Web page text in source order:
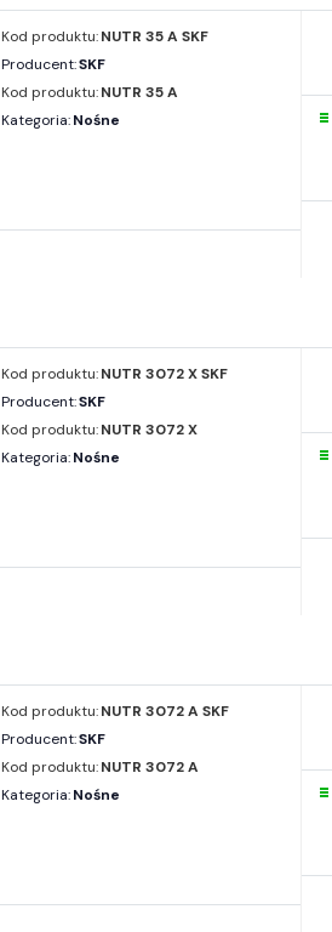
Kod produktu:NUTR 35 A SKF
Producent:SKF
Kod produktu:NUTR 35 A
Kategoria:Nośne
Kod produktu:NUTR 3072 X SKF
Producent:SKF
Kod produktu:NUTR 3072 X
Kategoria:Nośne
Kod produktu:NUTR 3072 A SKF
Producent:SKF
Kod produktu:NUTR 3072 A
Kategoria:Nośne